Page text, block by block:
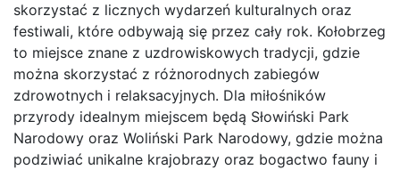
skorzystać z licznych wydarzeń kulturalnych oraz
festiwali, które odbywają się przez cały rok. Kołobrzeg
to miejsce znane z uzdrowiskowych tradycji, gdzie
można skorzystać z różnorodnych zabiegów
zdrowotnych i relaksacyjnych. Dla miłośników
przyrody idealnym miejscem będą Słowiński Park
Narodowy oraz Woliński Park Narodowy, gdzie można
podziwiać unikalne krajobrazy oraz bogactwo fauny i